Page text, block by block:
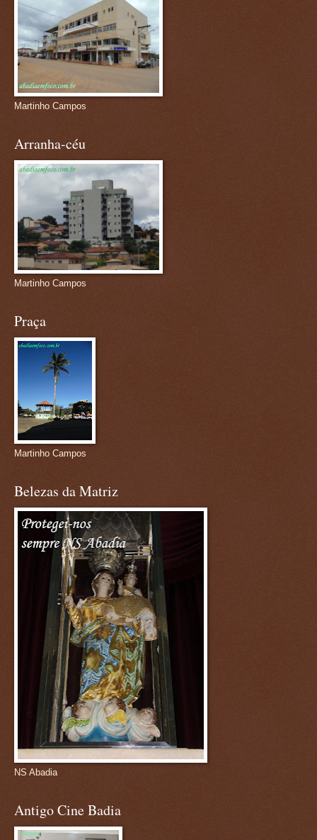
Martinho Campos
Arranha-céu
Martinho Campos
Praça
Martinho Campos
Belezas da Matriz
NS Abadia
Antigo Cine Badia